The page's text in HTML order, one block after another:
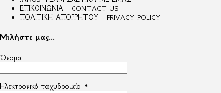
ΕΠΙΚΟΙΝΩΝΙΑ - CONTACT US
ΠΟΛΙΤΙΚΗ ΑΠΟΡΡΗΤΟΥ - PRIVACY POLICY
Μιλήστε μας...
Όνομα
Ηλεκτρονικό ταχυδρομείο *